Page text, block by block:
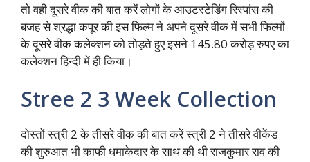
तो वही दूसरे वीक की बात करें लोगों के आउटस्टेडिंग रिस्पांस की
बजह से श्रद्धा कपूर की इस फिल्म ने अपने दूसरे वीक में सभी फिल्मों
के दूसरे वीक कलेक्शन को तोड़ते हुए इसने 145.80 करोड़ रुपए का
कलेक्शन हिन्दी में ही किया।
Stree 2 3 Week Collection
दोस्तों स्त्री 2 के तीसरे वीक की बात करें स्त्री 2 ने तीसरे वीकेंड
की शुरुआत भी काफी धमाकेदार के साथ की थी राजकुमार राव की